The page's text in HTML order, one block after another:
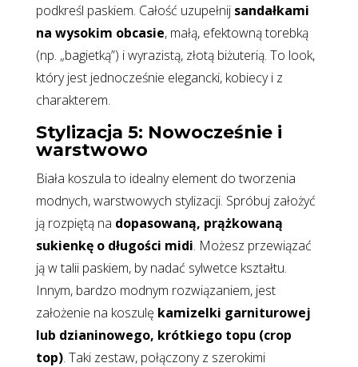
podkreśl paskiem. Całość uzupełnij sandałkami
na wysokim obcasie, małą, efektowną torebką
(np. „bagietką”) i wyrazistą, złotą biżuterią. To look,
który jest jednocześnie elegancki, kobiecy i z
charakterem.
Stylizacja 5: Nowocześnie i
warstwowo
Biała koszula to idealny element do tworzenia
modnych, warstwowych stylizacji. Spróbuj założyć
ją rozpiętą na dopasowaną, prążkowaną
sukienkę o długości midi. Możesz przewiązać
ją w talii paskiem, by nadać sylwetce kształtu.
Innym, bardzo modnym rozwiązaniem, jest
założenie na koszulę kamizelki garniturowej
lub dzianinowego, krótkiego topu (crop
top). Taki zestaw, połączony z szerokimi